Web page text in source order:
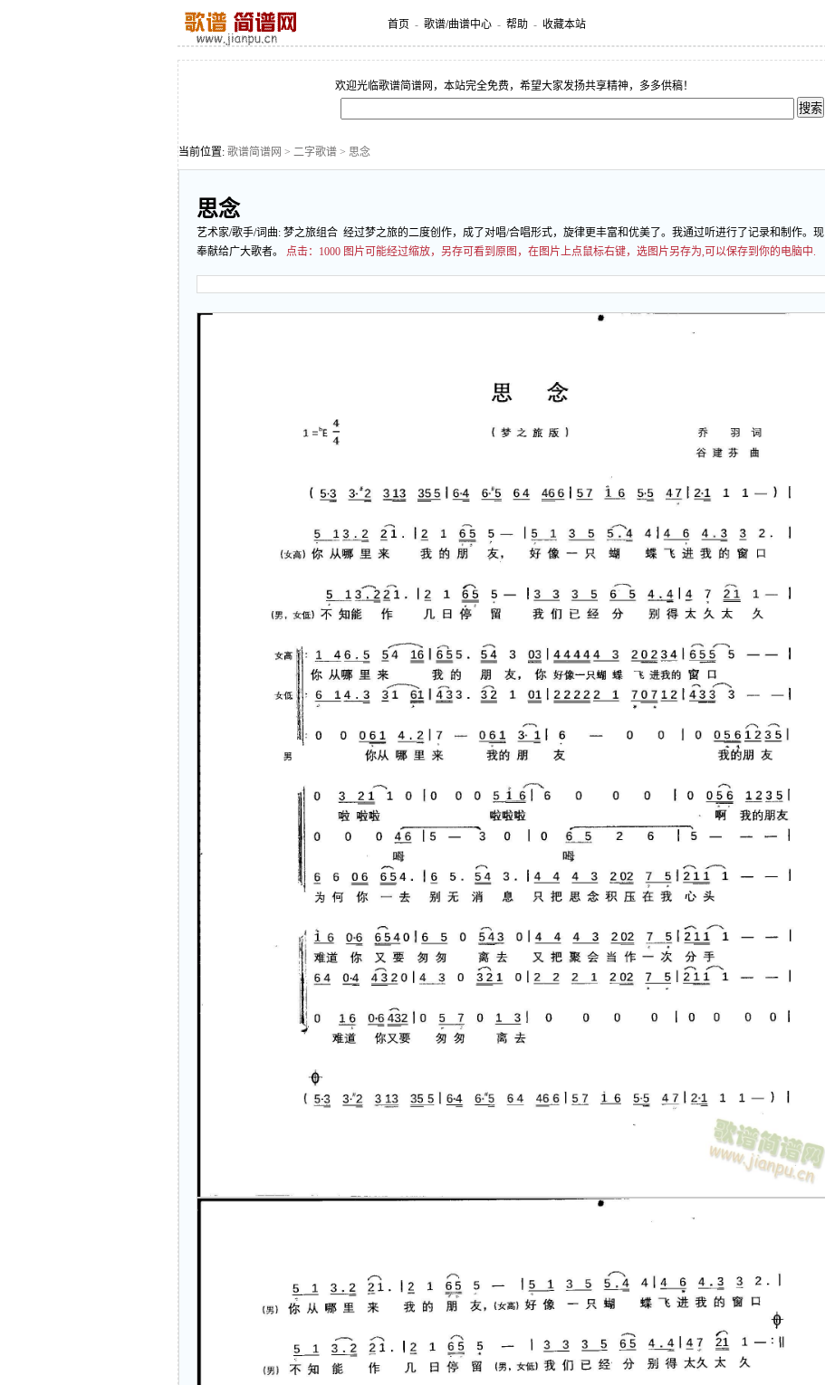
首页 - 歌谱/曲谱中心 - 帮助 - 收藏本站
欢迎光临歌谱简谱网，本站完全免费，希望大家发扬共享精神，多多供稿！
当前位置: 歌谱简谱网 > 二字歌谱 > 思念
思念
艺术家/歌手/词曲: 梦之旅组合 经过梦之旅的二度创作，成了对唱/合唱形式，旋律更丰富和优美了。我通过听进行了记录和制作。现
奉献给广大歌者。 点击： 1000 图片可能经过缩放，另存可看到原图，在图片上点鼠标右键，选图片另存为,可以保存到你的电脑中.